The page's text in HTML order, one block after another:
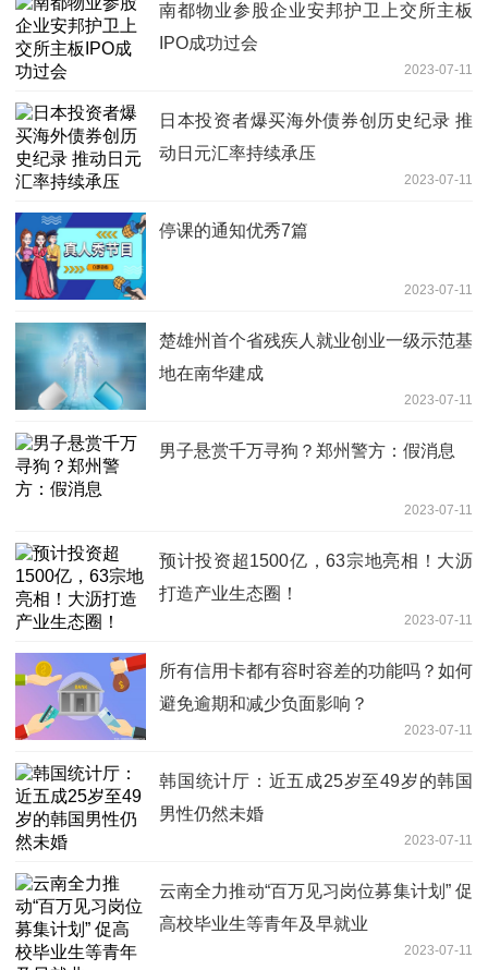
南都物业参股企业安邦护卫上交所主板
IPO成功过会
2023-07-11
日本投资者爆买海外债券创历史纪录 推
动日元汇率持续承压
2023-07-11
停课的通知优秀7篇
2023-07-11
楚雄州首个省残疾人就业创业一级示范基
地在南华建成
2023-07-11
男子悬赏千万寻狗？郑州警方：假消息
2023-07-11
预计投资超1500亿，63宗地亮相！大沥
打造产业生态圈！
2023-07-11
所有信用卡都有容时容差的功能吗？如何
避免逾期和减少负面影响？
2023-07-11
韩国统计厅：近五成25岁至49岁的韩国
男性仍然未婚
2023-07-11
云南全力推动“百万见习岗位募集计划” 促
高校毕业生等青年及早就业
2023-07-11